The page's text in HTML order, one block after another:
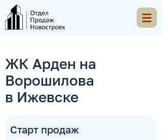
ЖК Арден на
Ворошилова
в Ижевске
Старт продаж